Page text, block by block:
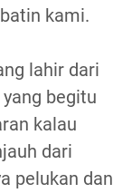
kami.
lahir dari
begitu
kalau
dari
pelukan dan